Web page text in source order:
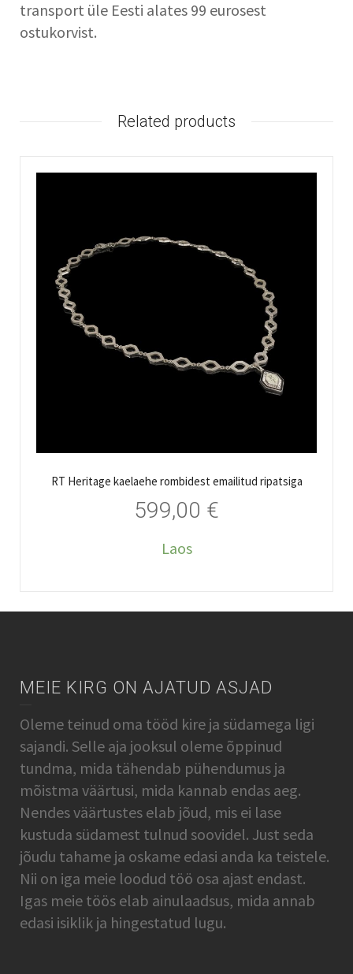
transport üle Eesti alates 99 eurosest
ostukorvist.
Related products
RT Heritage kaelaehe rombidest emailitud ripatsiga
599,00 €
Laos
MEIE KIRG ON AJATUD ASJAD
Oleme teinud oma tööd kire ja südamega ligi
sajandi. Selle aja jooksul oleme õppinud
tundma, mida tähendab pühendumus ja
mõistma väärtusi, mida kannab endas aeg.
Nendes väärtustes elab jõud, mis ei lase
kustuda südamest tulnud soovidel. Just seda
jõudu tahame ja oskame edasi anda ka teistele.
Nii on iga meie loodud töö osa ajast endast.
Igas meie töös elab ainulaadsus, mida annab
edasi isiklik ja hingestatud lugu.